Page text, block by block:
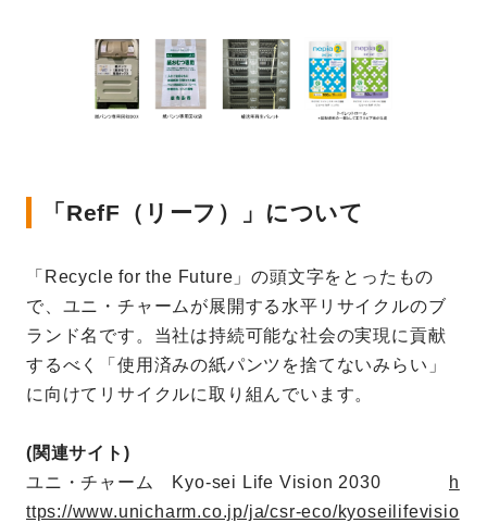
「RefF（リーフ）」について
「Recycle for the Future」の頭文字をとったもの
で、ユニ・チャームが展開する水平リサイクルのブ
ランド名です。当社は持続可能な社会の実現に貢献
するべく「使用済みの紙パンツを捨てないみらい」
に向けてリサイクルに取り組んでいます。
(関連サイト)
ユニ・チャーム Kyo-sei Life Vision 2030
h
ttps://www.unicharm.co.jp/ja/csr-eco/kyoseilifevisio